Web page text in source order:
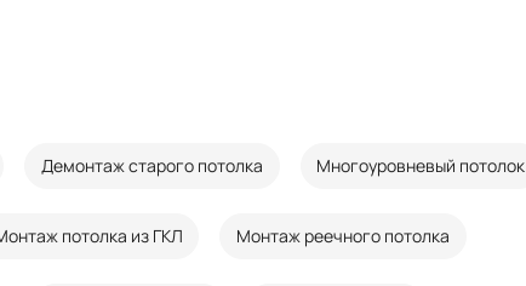
Демонтаж старого потолка Многоуровневый потолок
потолка из ГКЛ Монтаж реечного потолка